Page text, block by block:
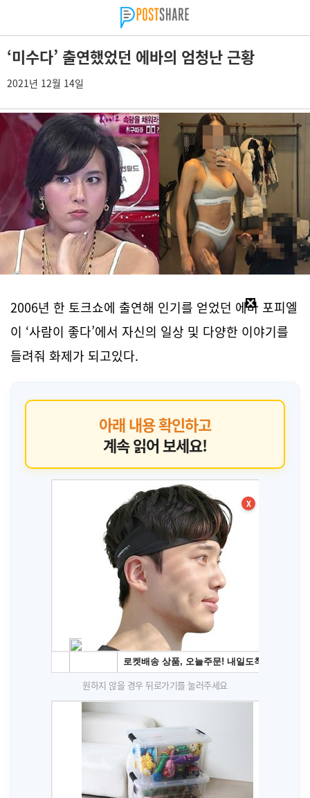
‘미수다’ 출연했었던 에바의 엄청난 근황
2021년 12월 14일
2006년 한 토크쇼에 출연해 인기를 얻었던 에바 포피엘
이 ‘사람이 좋다’에서 자신의 일상 및 다양한 이야기를
들려줘 화제가 되고있다.
아래 내용 확인하고
계속 읽어 보세요!
X
원하지 않을 경우 뒤로가기를 눌러주세요